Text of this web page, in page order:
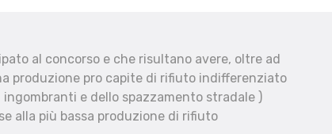
al concorso e che risultano avere, oltre ad
produzione pro capite di rifiuto indifferenziato
e dello spazzamento stradale )
alla più bassa produzione di rifiuto